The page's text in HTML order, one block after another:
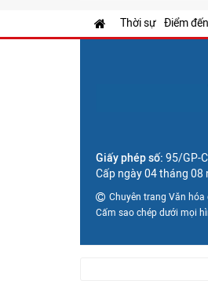
Thời sự Điểm đến
Giấy phép số: 95/GP-
Cấp ngày 04 tháng 08
Chuyên trang Văn hóa
Cấm sao chép dưới mọi